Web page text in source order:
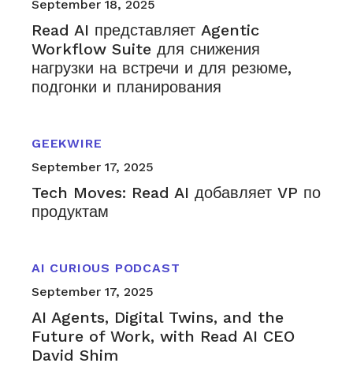
September 18, 2025
Read AI представляет Agentic
Workflow Suite для снижения
нагрузки на встречи и для резюме,
подгонки и планирования
GEEKWIRE
September 17, 2025
Tech Moves: Read AI добавляет VP по
продуктам
AI CURIOUS PODCAST
September 17, 2025
AI Agents, Digital Twins, and the
Future of Work, with Read AI CEO
David Shim